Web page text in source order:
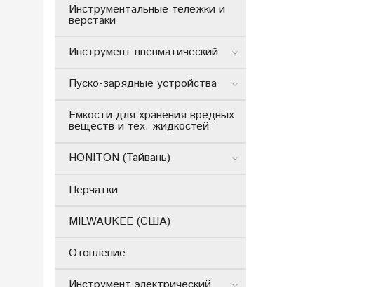
Инструментальные тележки и
верстаки
Инструмент пневматический
Пуско-зарядные устройства
Емкости для хранения вредных
веществ и тех. жидкостей
HONITON (Тайвань)
Перчатки
MILWAUKEE (США)
Отопление